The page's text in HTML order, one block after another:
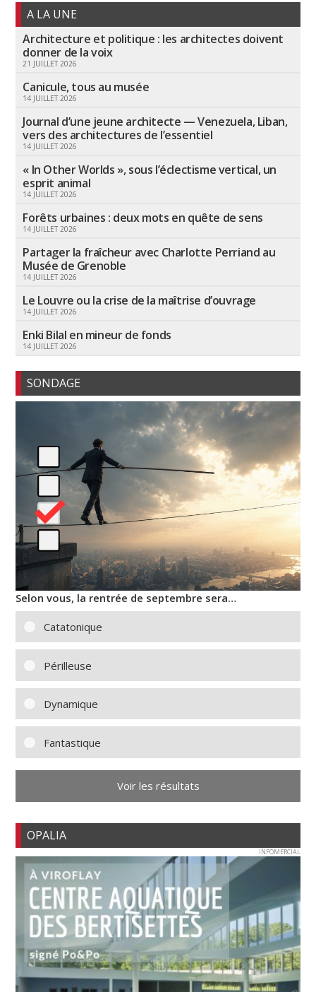
A LA UNE
Architecture et politique : les architectes doivent
donner de la voix
21 JUILLET 2026
Canicule, tous au musée
14 JUILLET 2026
Journal d’une jeune architecte — Venezuela, Liban,
vers des architectures de l’essentiel
14 JUILLET 2026
« In Other Worlds », sous l’éclectisme vertical, un
esprit animal
14 JUILLET 2026
Forêts urbaines : deux mots en quête de sens
14 JUILLET 2026
Partager la fraîcheur avec Charlotte Perriand au
Musée de Grenoble
14 JUILLET 2026
Le Louvre ou la crise de la maîtrise d’ouvrage
14 JUILLET 2026
Enki Bilal en mineur de fonds
14 JUILLET 2026
SONDAGE
Selon vous, la rentrée de septembre sera…
Catatonique
Périlleuse
Dynamique
Fantastique
Voir les résultats
OPALIA
INFOMERCIAL